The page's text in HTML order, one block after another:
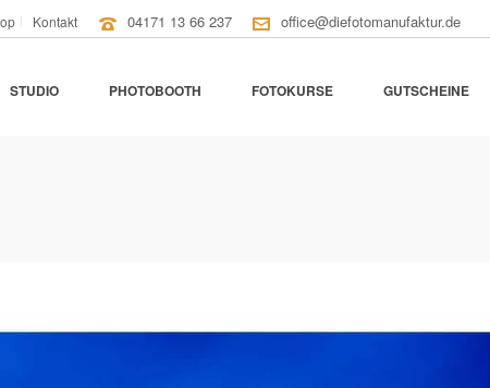
Kontakt 04171 13 66 237 office@diefotomanufaktur.de
STUDIO PHOTOBOOTH FOTOKURSE GUTSCHEINE